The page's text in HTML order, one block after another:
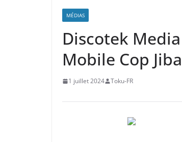
MÉDIAS
Discotek
Mobile Cop
1 juillet 2024 Toku-FR